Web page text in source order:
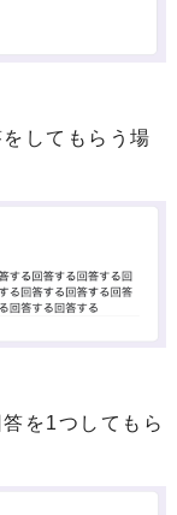
してもらう場
を1つしてもら